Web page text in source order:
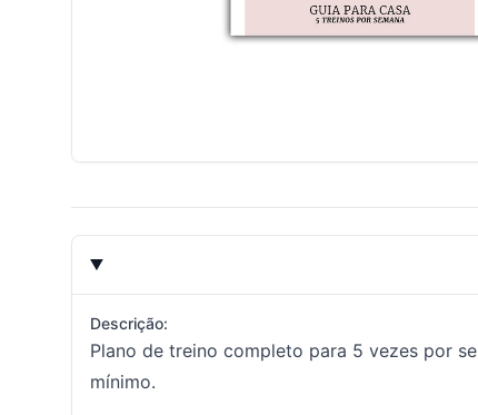
Descrição:
Plano de treino completo para 5 vezes por
mínimo.